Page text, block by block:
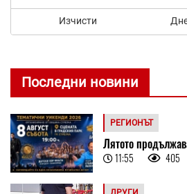
Изчисти
Последни новини
РЕГИОНЪТ
Лятото
11:55 405